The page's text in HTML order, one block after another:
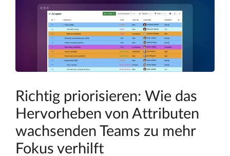
Richtig priorisieren: Wie das
Hervorheben von Attributen
wachsenden Teams zu mehr
Fokus verhilft